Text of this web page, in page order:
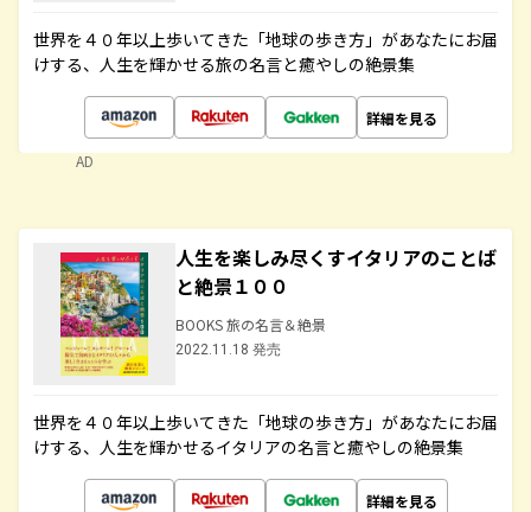
世界を４０年以上歩いてきた「地球の歩き方」があなたにお届
けする、人生を輝かせる旅の名言と癒やしの絶景集
詳細を見る
AD
人生を楽しみ尽くすイタリアのことば
と絶景１００
BOOKS 旅の名言＆絶景
2022.11.18 発売
世界を４０年以上歩いてきた「地球の歩き方」があなたにお届
けする、人生を輝かせるイタリアの名言と癒やしの絶景集
詳細を見る